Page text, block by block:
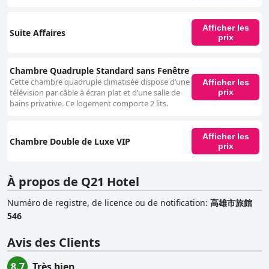
installations bien entretenues et aux préposés serviables. Pour les
voyageurs d'affaires, le Q21 Hotel propose des chambres fonctionnelles
et spacieuses qui répondent bien aux besoins professionnels. Le service
séjours d'affaires. Le rapport qualité-prix de l'hôtel est fréquemment
noté, certains clients suggérant même que la qualité rivalise avec celle
d'établissements mieux notés. L'accessibilité est un autre avantage, car
l'hôtel est proche des transports en commun tels que les stations de MRT
et de tramway léger, ce qui simplifie les déplacements. Les commodités
distingue par son emplacement privilégié, son environnement propre et
confortable, son service exceptionnel et son excellent rapport qualité-
d'affaires et de loisirs à Kaohsiung.
Suite Affaires
Afficher les
prix
Chambre Quadruple Standard sans Fenêtre
Cette chambre quadruple climatisée dispose d’une
télévision par câble à écran plat et d’une salle de
bains privative. Ce logement comporte 2 lits.
Afficher les
prix
Chambre Double de Luxe VIP
Afficher les
prix
À propos de Q21 Hotel
Numéro de registre, de licence ou de notification: 高雄市旅館
546
Avis des Clients